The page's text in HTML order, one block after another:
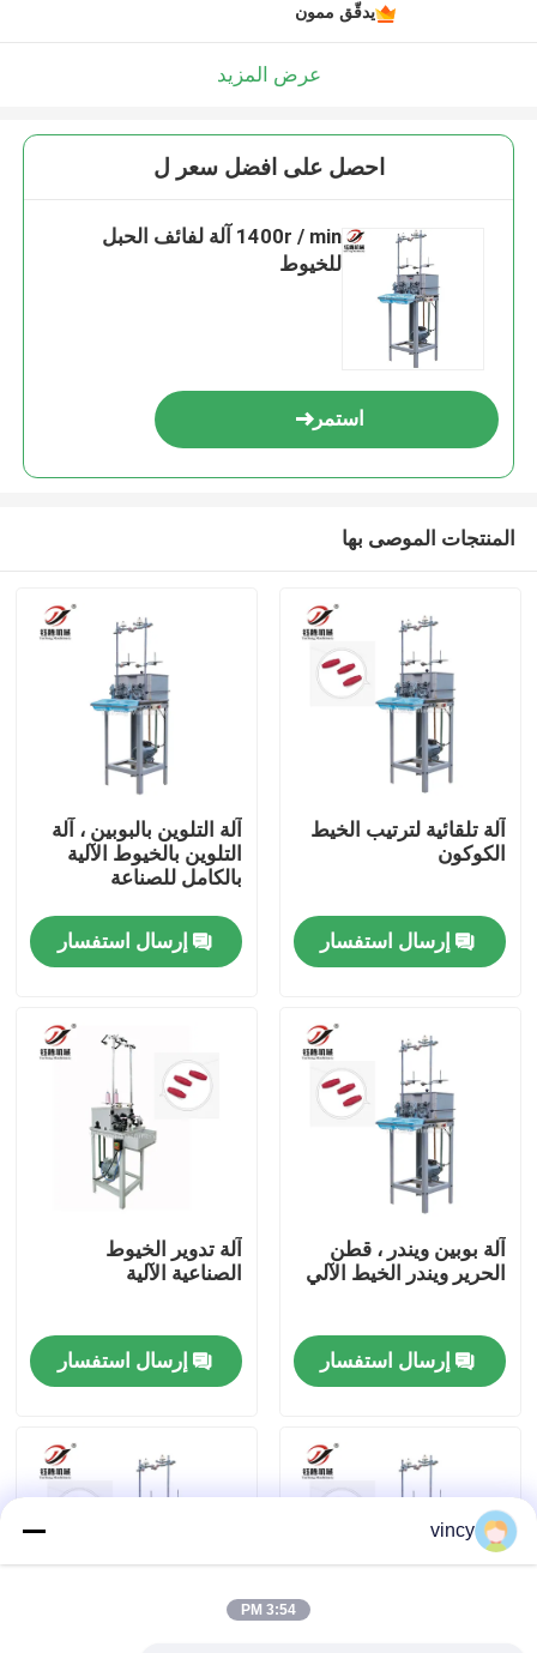
المنزل
المنتجات
فيديوهات
معلومات عنا
جولة في المعمل
رقابة جودة
اطلب اقتباس
آلة غطاء السلاسل الحاسوبية
يدقّق ممون
عرض المزيد
احصل على افضل سعر ل
1400r / min آلة لفائف الحبل
للخيوط
استمر
المنتجات الموصى بها
آلة تلقائية لترتيب الخيط
الكوكون
إرسال استفسار
آلة التلوين بالبوبين ، آلة
التلوين بالخيوط الآلية
بالكامل للصناعة
إرسال استفسار
آلة بوبين ويندر ، قطن
الحرير ويندر الخيط الآلي
إرسال استفسار
آلة تدوير الخيوط
الصناعية الآلية
إرسال استفسار
vincy
3:54 PM